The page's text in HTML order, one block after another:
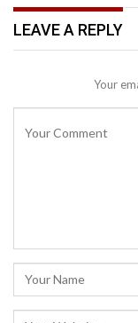
LEAVE A REPLY
Your